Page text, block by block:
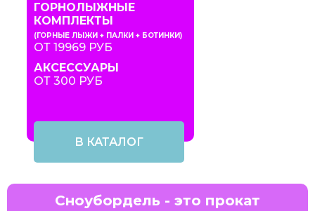
ГОРНОЛЫЖНЫЕ
КОМПЛЕКТЫ
(ГОРНЫЕ ЛЫЖИ + ПАЛКИ + БОТИНКИ)
ОТ 19969 РУБ
АКСЕССУАРЫ
ОТ 300 РУБ
В КАТАЛОГ
Сноубордель - это прокат